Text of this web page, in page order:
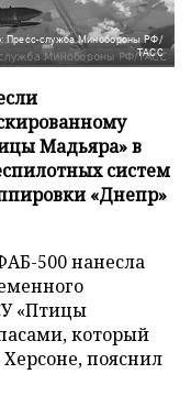
Пресс-служба Минобороны РФ/
ТАСС
Мадьяра» в
систем
«Днепр»
500 нанесла
«Птицы
который
пояснил